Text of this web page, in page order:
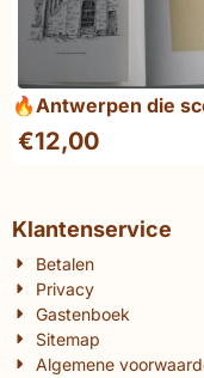
🔥Antwerpen die
Oude kerkjes en
€12,00
Klantenservice
Betalen
Privacy
Gastenboek
Sitemap
Algemene